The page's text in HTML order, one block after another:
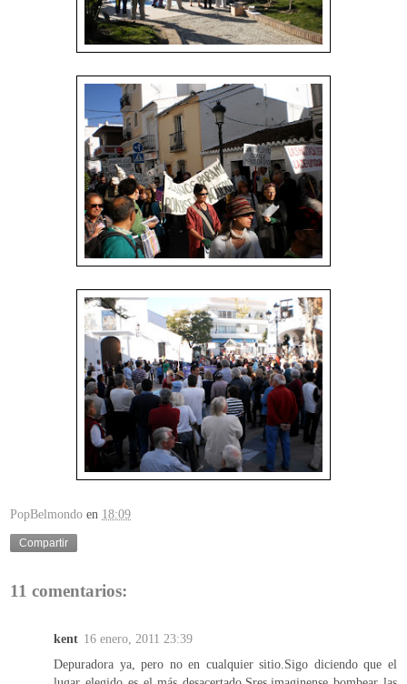
PopBelmondo en 18:09
Compartir
11 comentarios:
kent 16 enero, 2011 23:39
Depuradora ya, pero no en cualquier sitio.Sigo diciendo que el